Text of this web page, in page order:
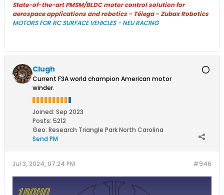
State-of-the-art PMSM/BLDC motor control solution for
aerospace applications and robotics - Télega - Zubax Robotics
MOTORS FOR RC SURFACE VEHICLES - NEU RACING
Clugh
Current F3A world champion American motor
winder.
Joined: Sep 2023
Posts: 5212
Geo: Research Triangle Park North Carolina
Send PM
#946
Jul 3, 2024, 07:24 PM